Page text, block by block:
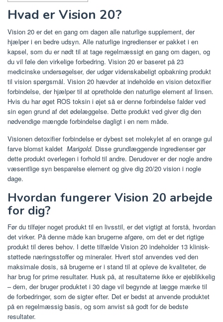
Hvad er Vision 20?
Vision 20 er det en gang om dagen alle naturlige supplement, der
hjælper i en bedre udsyn. Alle naturlige ingredienser er pakket i en
kapsel, som du er nødt til at tage regelmæssigt en gang om dagen, og
du vil føle den virkelige forbedring. Vision 20 er baseret på 23
medicinske undersøgelser, der udgør videnskabeligt opbakning produkt
til vision spørgsmål. Vision 20 hævder at indeholde en vision detoxifier
forbindelse, der hjælper til at opretholde den naturlige element af linsen.
Hvis du har øget ROS toksin i øjet så er denne forbindelse falder ved
sin egen grund af det ødelæggelse. Dette produkt ved giver dig den
nødvendige mængde forbindelse dagligt i en nem måde.
Visionen detoxifier forbindelse er dybest set molekylet af en orange gul
farve blomst kaldet Marigold. Disse grundlæggende ingredienser gør
dette produkt overlegen i forhold til andre. Derudover er der nogle andre
væsentlige syn besparelse element og give dig 20/20 vision i nogle
dage.
Hvordan fungerer Vision 20 arbejde
for dig?
Før du tilføjer noget produkt til en livsstil, er det vigtigt at forstå, hvordan
det virker. På denne måde kan brugerne afgøre, om det er det rigtige
produkt til deres behov. I dette tilfælde Vision 20 indeholder 13 klinisk-
støttede næringsstoffer og mineraler. Hvert stof anvendes ved den
maksimale dosis, så brugerne er i stand til at opleve de kvaliteter, de
har brug for prime resultater. Husk på, at resultaterne ikke er øjeblikkelig
– dem, der bruger produktet i 30 dage vil begynde at lægge mærke til
de forbedringer, som de sigter efter. Det er bedst at anvende produktet
på en regelmæssig basis, og som anvist så godt for de bedste
resultater.